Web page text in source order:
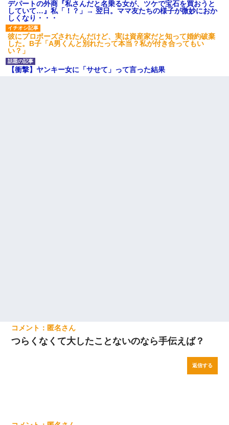
デパートの外商『私さんだと名乗る女が、ツケで宝石を買おうと
していて…』私「！？」→ 翌日。ママ友たちの様子が微妙におか
しくなり・・・
彼にプロポーズされたんだけど、実は資産家だと知って婚約破棄
した。B子「A男くんと別れたって本当？私が付き合ってもい
い？」
【衝撃】ヤンキー女に「サせて」って言った結果
匿名
つらくなくて大したことないのなら手伝えば？
返信する